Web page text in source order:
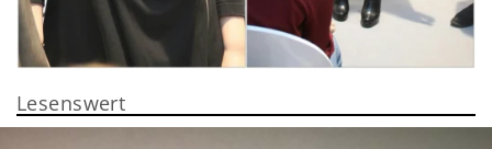
Lesenswert